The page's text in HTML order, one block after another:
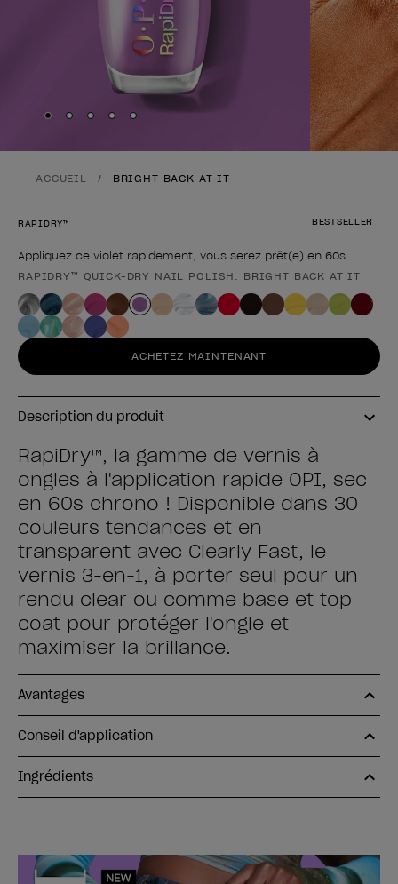
Skip to slide
Skip to slide
Skip to slide
Skip to slide
Skip to slide
ACCUEIL BRIGHT BACK AT IT
BESTSELLER
RAPIDRY™
Appliquez ce violet rapidement, vous serez prêt(e) en 60s.
Forme du produit
RAPIDRY™ QUICK-DRY NAIL POLISH: BRIGHT BACK AT IT
ACHETEZ MAINTENANT
Description du produit
RapiDry™, la gamme de vernis à
ongles à l'application rapide OPI, sec
en 60s chrono ! Disponible dans 30
couleurs tendances et en
transparent avec Clearly Fast, le
vernis 3-en-1, à porter seul pour un
rendu clear ou comme base et top
coat pour protéger l'ongle et
maximiser la brillance.
Avantages
Conseil d'application
Ingrédients